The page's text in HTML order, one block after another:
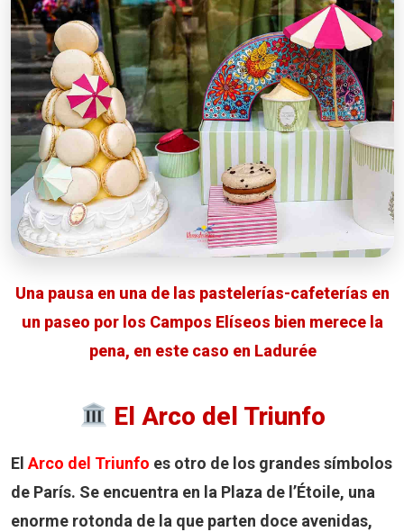
Una pausa en una de las pastelerías-cafeterías en
un paseo por los Campos Elíseos bien merece la
pena, en este caso en Ladurée
El Arco del Triunfo
ElArco del Triunfo es otro de los grandes símbolos
de París. Se encuentra en la Plaza de l’Étoile, una
enorme rotonda de la que parten doce avenidas,